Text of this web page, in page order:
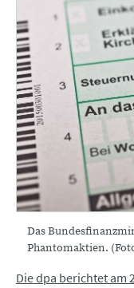
Das
Phantomaktien.
Die dpa berichtet am